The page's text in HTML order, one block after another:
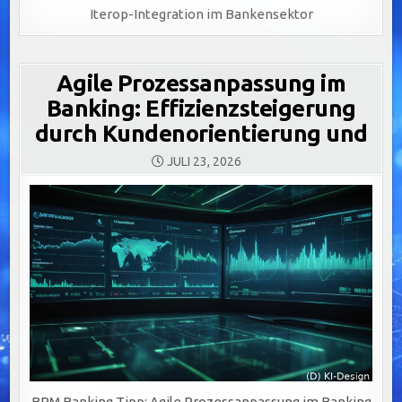
Iterop-Integration im Bankensektor
Agile Prozessanpassung im
Banking: Effizienzsteigerung
durch Kundenorientierung und
JULI 23, 2026